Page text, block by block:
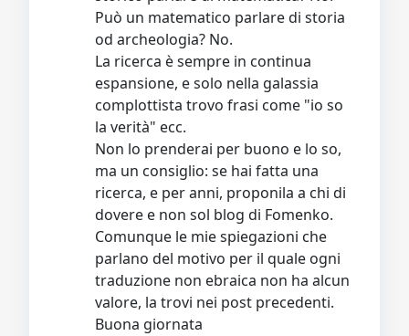
Può un matematico parlare di storia
od archeologia? No.
La ricerca è sempre in continua
espansione, e solo nella galassia
complottista trovo frasi come "io so
la verità" ecc.
Non lo prenderai per buono e lo so,
ma un consiglio: se hai fatta una
ricerca, e per anni, proponila a chi di
dovere e non sol blog di Fomenko.
Comunque le mie spiegazioni che
parlano del motivo per il quale ogni
traduzione non ebraica non ha alcun
valore, la trovi nei post precedenti.
Buona giornata